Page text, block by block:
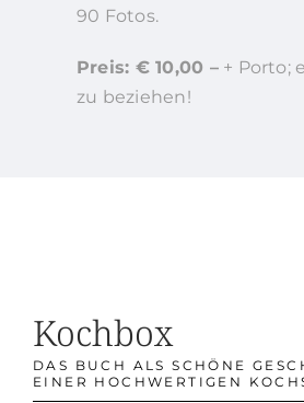
90 Fotos.
Preis: € 10,00 –+ Porto;
zu beziehen!
Kochbox
DAS BUCH ALS SCHÖNE
EINER HOCHWERTIGEN